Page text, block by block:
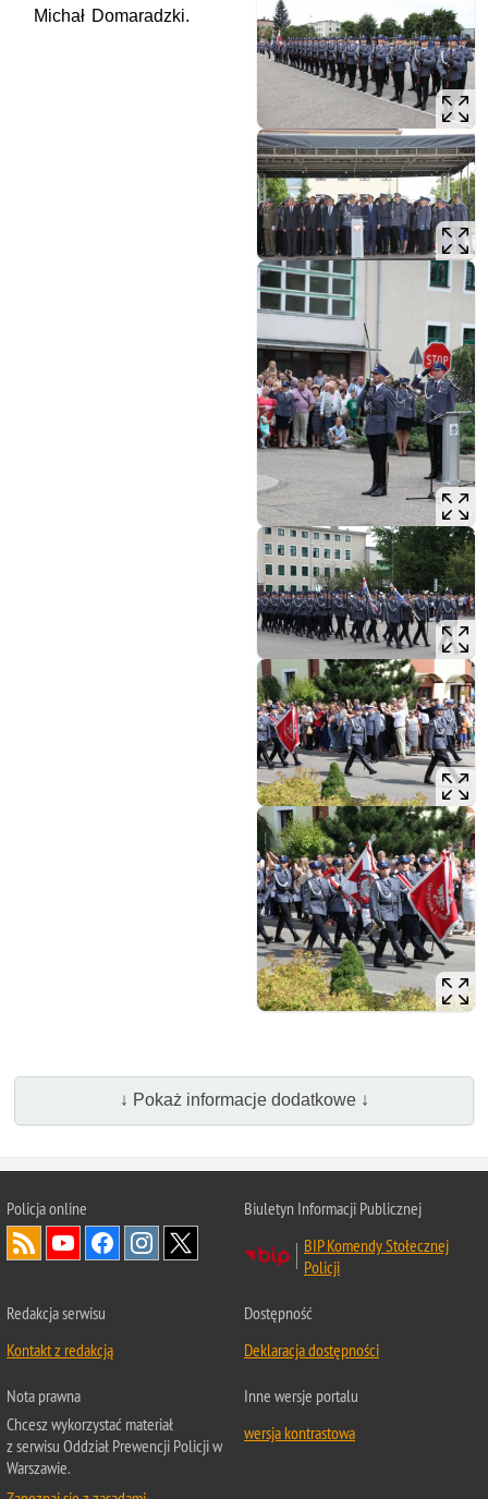
Michał Domaradzki.
↓ Pokaż informacje dodatkowe ↓
Policja online
Biuletyn Informacji Publicznej
BIP Komendy Stołecznej
Policji
Redakcja serwisu
Kontakt z redakcją
Dostępność
Deklaracja dostępności
Nota prawna
Chcesz wykorzystać materiał
z serwisu Oddział Prewencji Policji w
Warszawie.
Inne wersje portalu
wersja kontrastowa